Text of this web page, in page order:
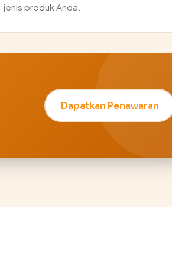
jenis produk Anda.
Dapatkan Penawaran